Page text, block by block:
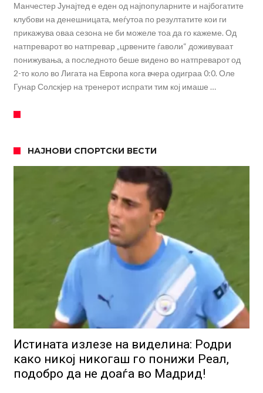
Манчестер Јунајтед е еден од најпопуларните и најбогатите
клубови на денешницата, меѓутоа по резултатите кои ги
прикажува оваа сезона не би можеле тоа да го кажеме. Од
натпреварот во натпревар „црвените ѓаволи“ доживуваат
понижувања, а последното беше видено во натпреварот од
2-то коло во Лигата на Европа кога вчера одиграа 0:0. Оле
Гунар Солскјер на тренерот испрати тим кој имаше …
НАЈНОВИ СПОРТСКИ ВЕСТИ
Истината излезе на виделина: Родри
како никој никогаш го понижи Реал,
подобро да не доаѓа во Мадрид!